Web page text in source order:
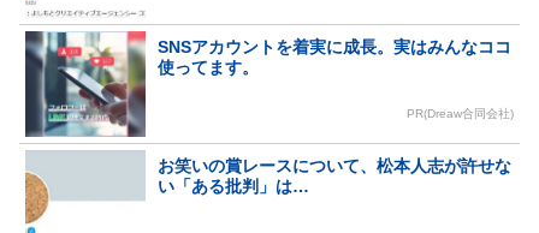
SNSアカウントを着実に成長。実はみんなココ
使ってます。
PR(Dreaw合同会社)
お笑いの賞レースについて、松本人志が許せな
い「ある批判」は…